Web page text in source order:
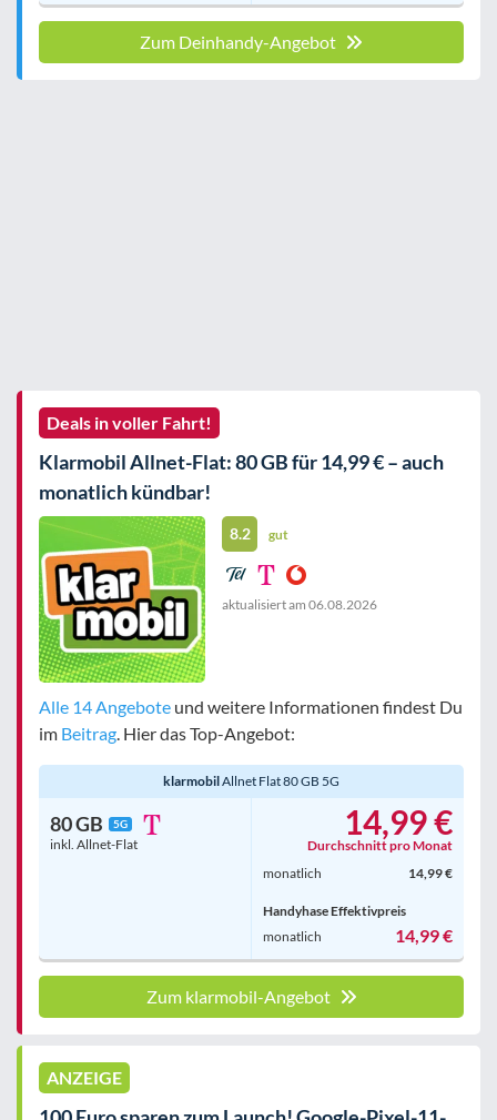
Zum Deinhandy-Angebot
Deals in voller Fahrt!
Klarmobil Allnet-Flat: 80 GB für 14,99 € – auch
monatlich kündbar!
8.2 gut
aktualisiert am 06.08.2026
Alle 14 Angebote und weitere Informationen findest Du
im Beitrag. Hier das Top-Angebot:
klarmobilAllnet Flat 80 GB 5G
80 GB 5G
inkl. Allnet-Flat
14,99 €
Durchschnitt pro Monat
monatlich
14,99 €
Handyhase Effektivpreis
monatlich
14,99 €
Zum klarmobil-Angebot
ANZEIGE